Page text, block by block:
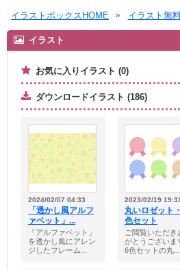
イラストボックスHOME イラスト無
イラスト
お気に入りイラスト (0)
ダウンロードイラスト (186)
2024/02/07 04:33
「透かし風アルフ
ァベット」...
「アルファベット」
を透かし風にアレン
ジしたフレーム...
2023/02/19
丸いロゼット
色セット
ご閲覧いただき
がとうございま
6色セットの丸...